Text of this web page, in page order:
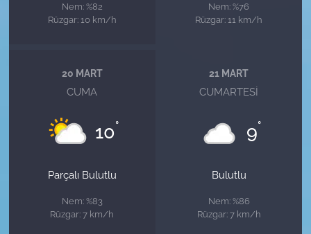
Nem: %82
Rüzgar: 10 km/h
Nem: %76
Rüzgar: 11 km/h
20 MART
CUMA
10°
Parçalı Bulutlu
Nem: %83
Rüzgar: 7 km/h
21 MART
CUMARTESI
9°
Bulutlu
Nem: %86
Rüzgar: 7 km/h